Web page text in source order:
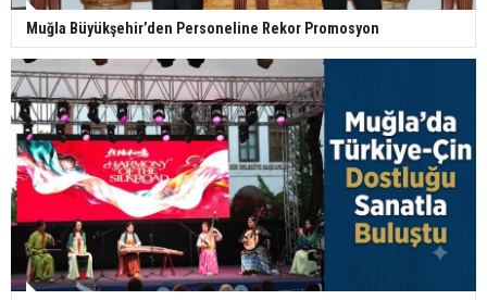
Muğla Büyükşehir’den Personeline Rekor Promosyon